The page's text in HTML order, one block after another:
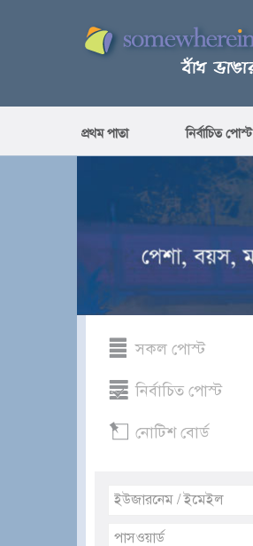
প্রথম পাতা নির্বাচিত পোস্ট
সকল পোস্ট
নির্বাচিত পোস্ট
নোটিশ বোর্ড